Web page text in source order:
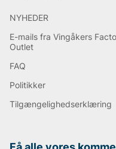
NYHEDER
E-mails fra Vingåkers
Outlet
FAQ
Politikker
Tilgængelighedserklæring